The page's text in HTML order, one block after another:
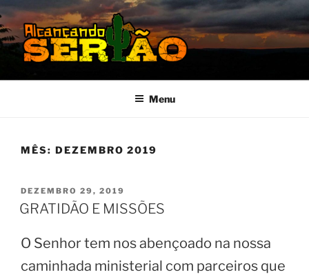
Pular
para
o
conteúdo
MISSÃO SERTÃO
Menu
MÊS: DEZEMBRO 2019
PUBLICADO
EM
DEZEMBRO 29, 2019
GRATIDÃO E MISSÕES
O Senhor tem nos abençoado na nossa
caminhada ministerial com parceiros que